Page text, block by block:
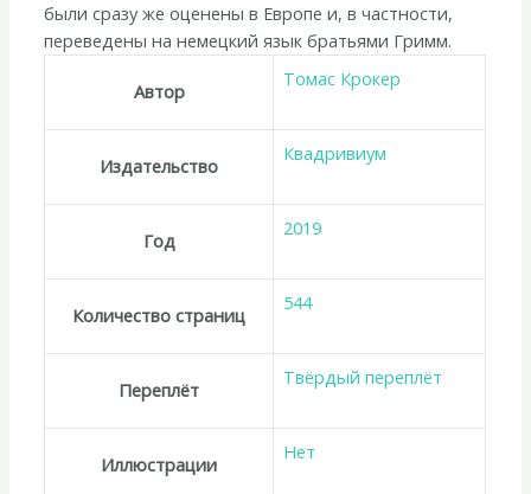
были сразу же оценены в Европе и, в частности,
переведены на немецкий язык братьями Гримм.
Автор
Томас Крокер
Издательство
Квадривиум
Год
2019
Количество страниц
544
Переплёт
Твёрдый переплёт
Иллюстрации
Нет